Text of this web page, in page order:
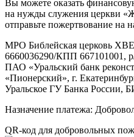
Вы можете оказать
на нужды служения церкви
отправьте пожертвование на
МРО Библейская церковь
6660036290/КПП 667101001,
ПАО «Уральский банк
«Пионерский», г.
Уральское ГУ Банка России,
Назначение платежа:
QR-код для добровольных